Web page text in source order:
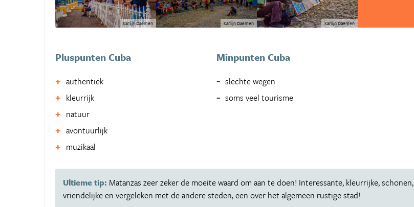
Karlijn Daemen Karlijn Daemen Karlijn Daemen
Pluspunten Cuba
authentiek
kleurrijk
natuur
avontuurlijk
muzikaal
Minpunten Cuba
slechte wegen
soms veel tourisme
Ultieme tip: Matanzas zeer zeker de moeite waard om aan te doen! Interessante, kleurrijke, schonen,
vriendelijke en vergeleken met de andere steden, een over het algemeen rustige stad!